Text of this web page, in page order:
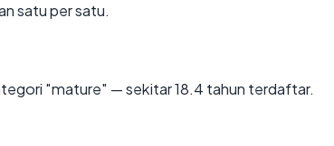
satu per satu.
"mature" — sekitar 18.4 tahun terdaftar.